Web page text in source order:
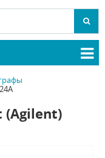
(Agilent)